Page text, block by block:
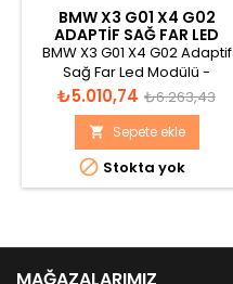
BMW X3 G01 X4 G02
ADAPTIF SAĞ FAR LED
MODÜLÜ - 63117466108
BMW X3 G01 X4 G02 Adaptif
Sağ Far Led Modülü -
63117466108
Fiyat
₺5.010,74 Normal
fiyat
₺6.263,43
 Sepete ekle
 Stokta yok